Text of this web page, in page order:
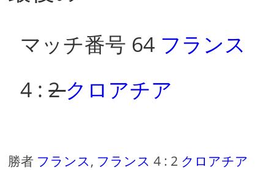
マッチ番号 64 フランス
4 :2クロアチア
勝者 フランス, フランス 4 : 2 クロアチア